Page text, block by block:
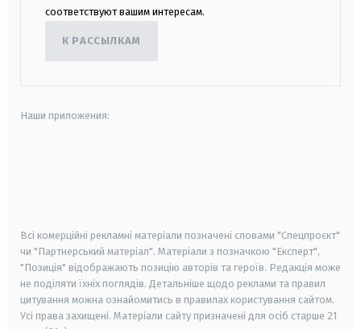
соответствуют вашим интересам.
К РАССЫЛКАМ
Наши приложения:
Всі комерційні рекламні матеріали позначені словами "Спецпроєкт"
чи "Партнерський матеріал". Матеріали з позначкою "Експерт",
"Позиція" відображають позицію авторів та героїв. Редакція може
не поділяти їхніх поглядів. Детальніше щодо реклами та правил
цитування можна ознайомитись в правилах користування сайтом.
Усі права захищені. Матеріали сайту призначені для осіб старше 21